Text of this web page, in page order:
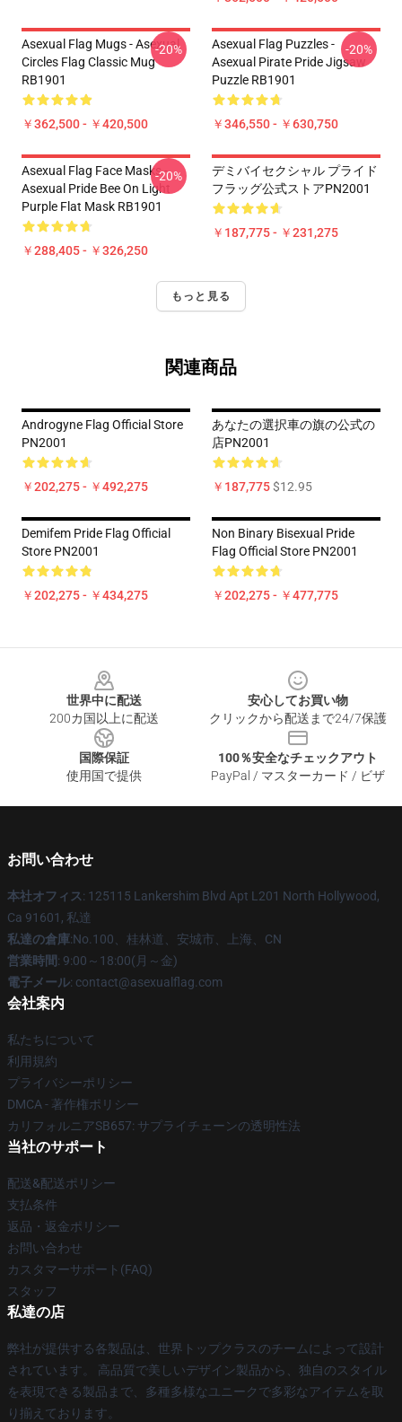
Asexual Flag Mugs - Asexual
Circles Flag Classic Mug
RB1901
￥362,500 - ￥420,500
-20%
Asexual Flag Puzzles -
Asexual Pirate Pride Jigsaw
Puzzle RB1901
￥346,550 - ￥630,750
-20%
Asexual Flag Face Masks -
Asexual Pride Bee On Light
Purple Flat Mask RB1901
￥288,405 - ￥326,250
-20%
デミバイセクシャル プライド
フラッグ公式ストアPN2001
￥187,775 - ￥231,275
もっと見る
関連商品
Androgyne Flag Official Store
PN2001
￥202,275 - ￥492,275
あなたの選択車の旗の公式の
店PN2001
￥187,775$12.95
Demifem Pride Flag Official
Store PN2001
￥202,275 - ￥434,275
Non Binary Bisexual Pride
Flag Official Store PN2001
￥202,275 - ￥477,775
世界中に配送
200カ国以上に配送
安心してお買い物
クリックから配送まで24/7保護
国際保証
使用国で提供
100％安全なチェックアウト
PayPal / マスターカード / ビザ
お問い合わせ
本社オフィス: 125115 Lankershim Blvd Apt L201 North Hollywood,
Ca 91601, 私達
私達の倉庫:No.100、桂林道、安城市、上海、CN
営業時間: 9:00～18:00(月～金)
電子メール: contact@asexualflag.com
会社案内
私たちについて
利用規約
プライバシーポリシー
DMCA - 著作権ポリシー
カリフォルニアSB657: サプライチェーンの透明性法
当社のサポート
配送&配送ポリシー
支払条件
返品・返金ポリシー
お問い合わせ
カスタマーサポート(FAQ)
スタッフ
私達の店
弊社が提供する各製品は、世界トップクラスのチームによって設計
されています。 高品質で美しいデザイン製品から、独自のスタイル
を表現できる製品まで、多種多様なユニークで多彩なアイテムを取
り揃えております。